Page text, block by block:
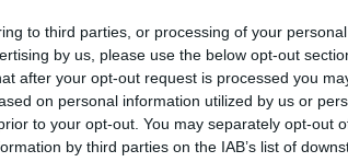
to third parties, or processing of your
by us, please use the below opt-out
after your opt-out request is processed you
on personal information utilized by us or
to your opt-out. You may separately opt-out
by third parties on the IAB’s list of
Az a
Nem
tűnni
Tanulj
okulhatna belőle a szakma...
Válasz erre
2008.05.14. 16:40:16
vagy parafenomén..."